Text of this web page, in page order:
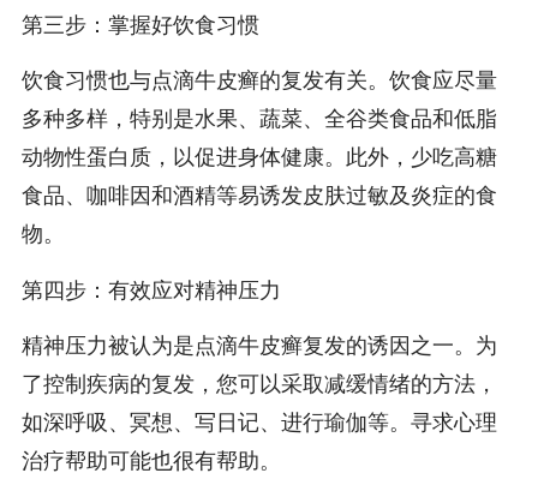
第三步：掌握好饮食习惯
饮食习惯也与点滴牛皮癣的复发有关。饮食应尽量
多种多样，特别是水果、蔬菜、全谷类食品和低脂
动物性蛋白质，以促进身体健康。此外，少吃高糖
食品、咖啡因和酒精等易诱发皮肤过敏及炎症的食
物。
第四步：有效应对精神压力
精神压力被认为是点滴牛皮癣复发的诱因之一。为
了控制疾病的复发，您可以采取减缓情绪的方法，
如深呼吸、冥想、写日记、进行瑜伽等。寻求心理
治疗帮助可能也很有帮助。